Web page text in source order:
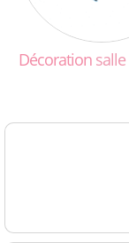
Décoration salle